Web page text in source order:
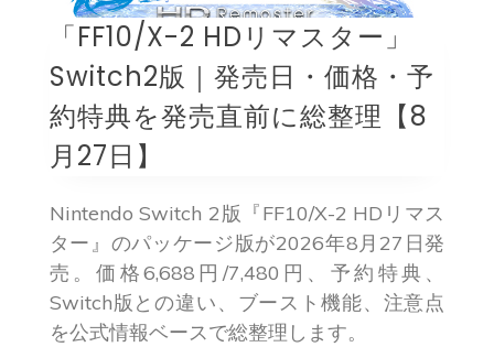
「FF10/X-2 HDリマスター」
Switch2版｜発売日・価格・予
約特典を発売直前に総整理【8
月27日】
Nintendo Switch 2版『FF10/X-2 HDリマス
ター』のパッケージ版が2026年8月27日発
売。価格6,688円/7,480円、予約特典、
Switch版との違い、ブースト機能、注意点
を公式情報ベースで総整理します。